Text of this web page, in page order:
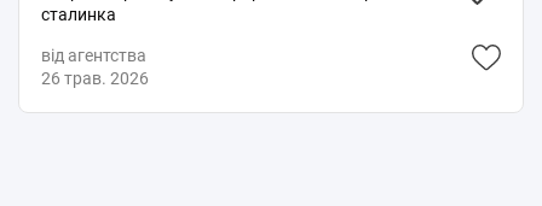
сталинка
від агентства
26 трав. 2026